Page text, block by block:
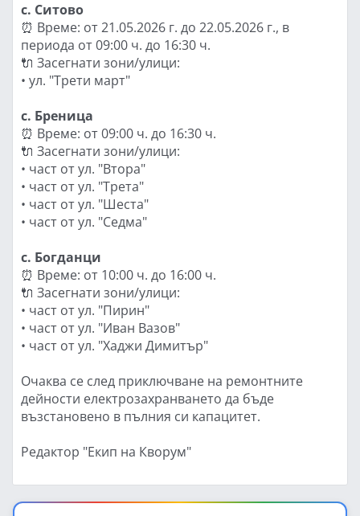
с. Ситово
⏰ Време: от 21.05.2026 г. до 22.05.2026 г., в
периода от 09:00 ч. до 16:30 ч.
🔌 Засегнати зони/улици:
• ул. "Трети март"
с. Бреница
⏰ Време: от 09:00 ч. до 16:30 ч.
🔌 Засегнати зони/улици:
• част от ул. "Втора"
• част от ул. "Трета"
• част от ул. "Шеста"
• част от ул. "Седма"
с. Богданци
⏰ Време: от 10:00 ч. до 16:00 ч.
🔌 Засегнати зони/улици:
• част от ул. "Пирин"
• част от ул. "Иван Вазов"
• част от ул. "Хаджи Димитър"
Очаква се след приключване на ремонтните
дейности електрозахранването да бъде
възстановено в пълния си капацитет.
Редактор "Екип на Кворум"